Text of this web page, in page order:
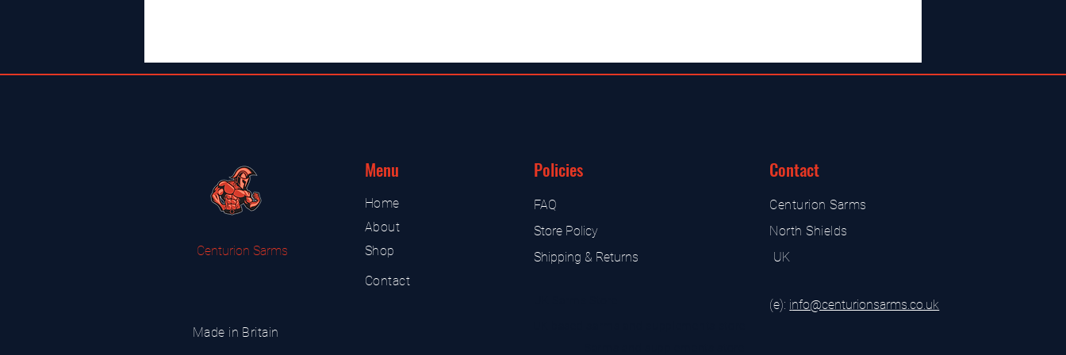
Centurion Sarms
Made in Britain
Menu
Home
About
Shop
Contact
Policies
FAQ
Store Policy
Shipping & Returns
Contact
Centurion Sarms
North Shields
UK
(e): info@centurionsarms.co.uk